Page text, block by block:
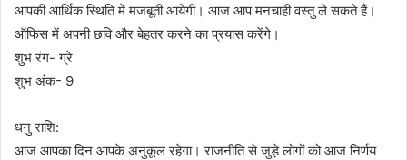
आपकी आर्थिक स्थिति में मजबूती आयेगी। आज आप मनचाही वस्तु ले सकते हैं।
ऑफिस में अपनी छवि और बेहतर करने का प्रयास करेंगे।
शुभ रंग- ग्रे
शुभ अंक- 9
धनु राशि:
आज आपका दिन आपके अनुकूल रहेगा। राजनीति से जुड़े लोगों को आज निर्णय